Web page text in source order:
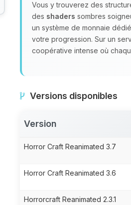
Vous y trouverez des
des shaders sombres
un système de monnaie
votre progression. Sur un
coopérative intense où
Versions disponibles
Version
Horror Craft Reanimated 3.7
Horror Craft Reanimated 3.6
Horrorcraft Reanimated 2.3.1